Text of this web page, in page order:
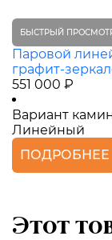
БЫСТРЫЙ
Паровой
графит-
551 000 ₽
Вариант
Линейный
ПОДРОБНЕЕ
Этот